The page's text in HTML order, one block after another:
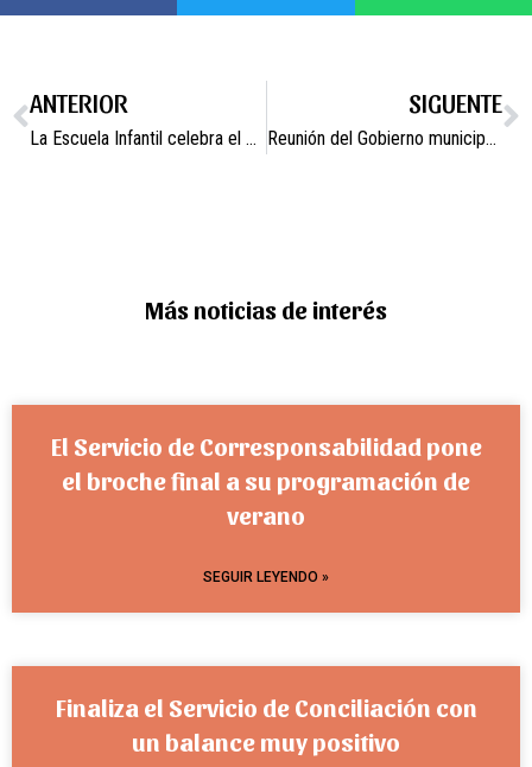
ANTERIOR
La Escuela Infantil celebra el Día del Libro.
SIGUENTE
Reunión del Gobierno municipal con la Directora General de Ganadería.
Más noticias de interés
El Servicio de Corresponsabilidad pone
el broche final a su programación de
verano
SEGUIR LEYENDO »
Finaliza el Servicio de Conciliación con
un balance muy positivo